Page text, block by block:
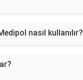
nasıl kullanılır?